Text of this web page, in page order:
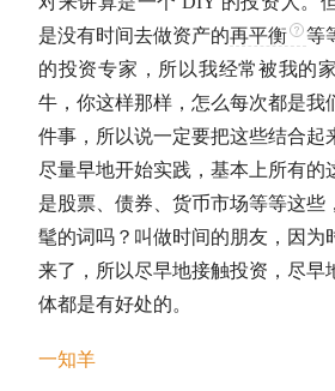
是没有时间去做资产的再平衡
等
的投资专家，所以我经常被我的
牛，你这样那样，怎么每次都是我
件事，所以说一定要把这些结合起
尽量早地开始实践，基本上所有的
是股票、债券、货币市场等等这些
髦的词吗？叫做时间的朋友，因为
来了，所以尽早地接触投资，尽早
体都是有好处的。
一知羊